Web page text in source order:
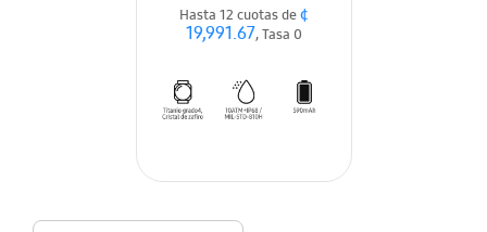
Hasta 12 cuotas de¢
19,991.67, Tasa 0